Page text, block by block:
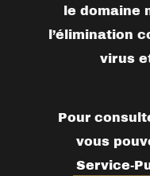
le domaine
l’élimination
virus
Pour
vous
Service-